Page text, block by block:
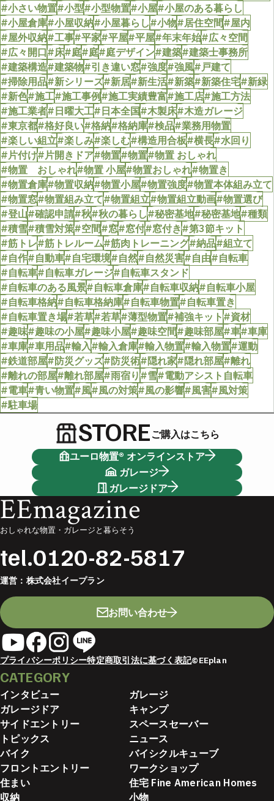
#小さい物置#小型#小型物置#小屋#小屋のある暮らし
#小屋倉庫#小屋収納#小屋暮らし#小物#居住空間#屋内
#屋外収納#工事#平家#平屋#平屋#年末年始#広々空間
#広々開口#床#庭#庭#庭デザイン#建築#建築士事務所
#建築構造#建築物#引き違い窓#強度#強風#戸建て
#掃除用品#新シリーズ#新居#新生活#新築#新築住宅#新緑
#新色#施工#施工事例#施工実績豊富#施工店#施工方法
#施工業者#日曜大工#日本全国#木製床#木造ガレージ
#東京都#格好良い#格納#格納庫#検品#業務用物置
#楽しい組立#楽しみ#楽しむ#構造用合板#横長#水回り
#片付け#片開きドア#物置#物置#物置 おしゃれ
#物置 おしゃれ#物置 小屋#物置おしゃれ#物置き
#物置倉庫#物置収納#物置小屋#物置強度#物置本体組み立て
#物置窓#物置組み立て#物置組立#物置組立動画#物置選び
#登山#確認申請#秋#秋の暮らし#秘密基地#秘密基地#種類
#積雪#積雪対策#空間#窓#窓付#窓付き#第3節キット
#筋トレ#筋トレルーム#筋肉トレーニング#納品#組立て
#自作#自動車#自宅環境#自然#自然災害#自由#自転車
#自転車#自転車ガレージ#自転車スタンド
#自転車のある風景#自転車倉庫#自転車収納#自転車小屋
#自転車格納#自転車格納庫#自転車物置#自転車置き
#自転車置き場#若草#若草#薄型物置#補強キット#資材
#趣味#趣味の小屋#趣味小屋#趣味空間#趣味部屋#車#車庫
#車庫#車用品#輸入#輸入倉庫#輸入物置#輸入物置#運動
#鉄道部屋#防災グッズ#防災術#隠れ家#隠れ部屋#離れ
#離れの部屋#離れ部屋#雨宿り#雪#電動アシスト自転車
#電車#青い物置#風#風の対策#風の影響#風害#風対策
#駐車場
STOREご購入はこちら
ユーロ物置® オンラインストア
ガレージ
ガレージドア
EEmagazine
おしゃれな物置・ガレージと暮らそう
tel.0120-82-5817
運営： 株式会社イープラン
お問い合わせ
プライバシーポリシー特定商取引法に基づく表記©EEplan
CATEGORY
インタビュー
ガレージ
ガレージドア
キャンプ
サイドエントリー
スペースセーバー
トピックス
ニュース
バイク
バイシクルキューブ
フロントエントリー
ワークショップ
住まい
住宅 Fine American Homes
収納
小物